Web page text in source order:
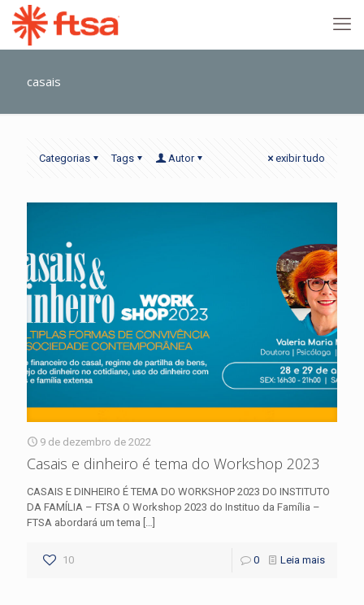
casais
Categorias Tags Autor exibir tudo
9 de dezembro de 2022
Casais e dinheiro é tema do Workshop 2023
CASAIS E DINHEIRO É TEMA DO WORKSHOP 2023 DO INSTITUTO
DA FAMÍLIA – FTSA O Workshop 2023 do Instituo da Família –
FTSA abordará um tema […]
10 0 Leia mais